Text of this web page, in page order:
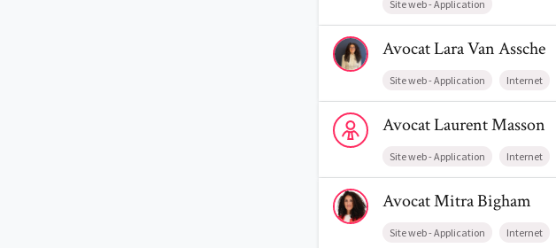
Site web - Application
Voir le profil de AvocatLara Van Assche
AvocatLaraVan Assche
Site web - Application Internet
Voir le profil de AvocatLaurent Masson
AvocatLaurentMasson
Site web - Application Internet
Voir le profil de AvocatMitra Bigham
AvocatMitraBigham
Site web - Application Internet